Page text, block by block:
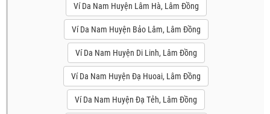
Ví Da Nam Huyện Lâm Hà, Lâm Đồng
Ví Da Nam Huyện Bảo Lâm, Lâm Đồng
Ví Da Nam Huyện Di Linh, Lâm Đồng
Ví Da Nam Huyện Đạ Huoai, Lâm Đồng
Ví Da Nam Huyện Đạ Tẻh, Lâm Đồng